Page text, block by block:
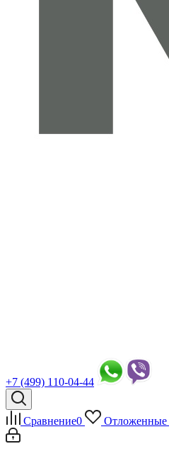
+7 (499) 110-04-44
Сравнение0 Отложенные